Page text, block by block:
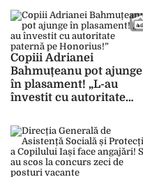
fost arestat! Individul
poza în dragostea vieții
ei, dar o stâlcea în bătaie
Copiii Adrianei
Bahmuțeanu pot ajunge
în plasament! „L-au
învestit cu autoritate